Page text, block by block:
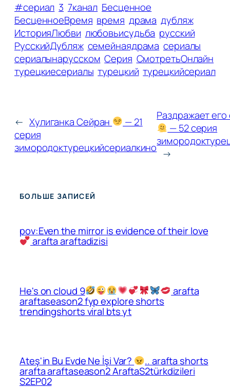
#сериал 3 7канал Бесценное
БесценноеВремя время драма дубляж
ИсторияЛюбви любовьисудьба русский
РусскийДубляж семейнаядрама сериалы
сериалынарусском Серия СмотретьОнлайн
турецкиесериалы турецкий турецкийсериал
← Хулиганка Сейран
— 21
серия
зимородоктурецкийсериалкино
Раздражает
— 52 серия
→
БОЛЬШЕ ЗАПИСЕЙ
pov:Even the mirror is evidence of their love
arafta araftadizisi
He's on cloud 9 arafta
araftaseason2 fyp explore shorts
trendingshorts viral bts yt
Ateş'in Bu Evde Ne İşi Var? .. arafta shorts
arafta araftaseason2 AraftaS2türkdizileri
S2EP02